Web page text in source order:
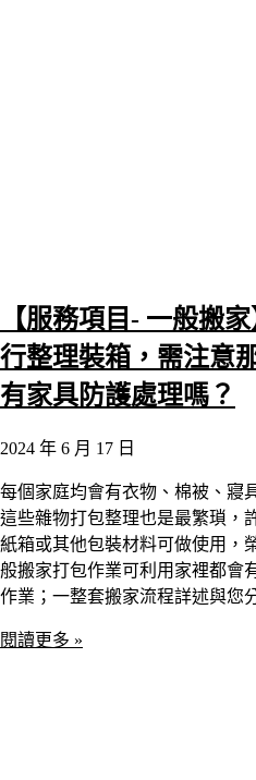
【服務項目- 一般搬
行整理裝箱，需注意
有家具防護處理嗎？
2024 年 6 月 17 日
每個家庭均會有衣物、棉被、寢
這些雜物打包整理也是最繁瑣，
紙箱或其他包裝材料可做使用，
般搬家打包作業可利用家裡都會
作業；一整套搬家流程詳述與您
閱讀更多 »